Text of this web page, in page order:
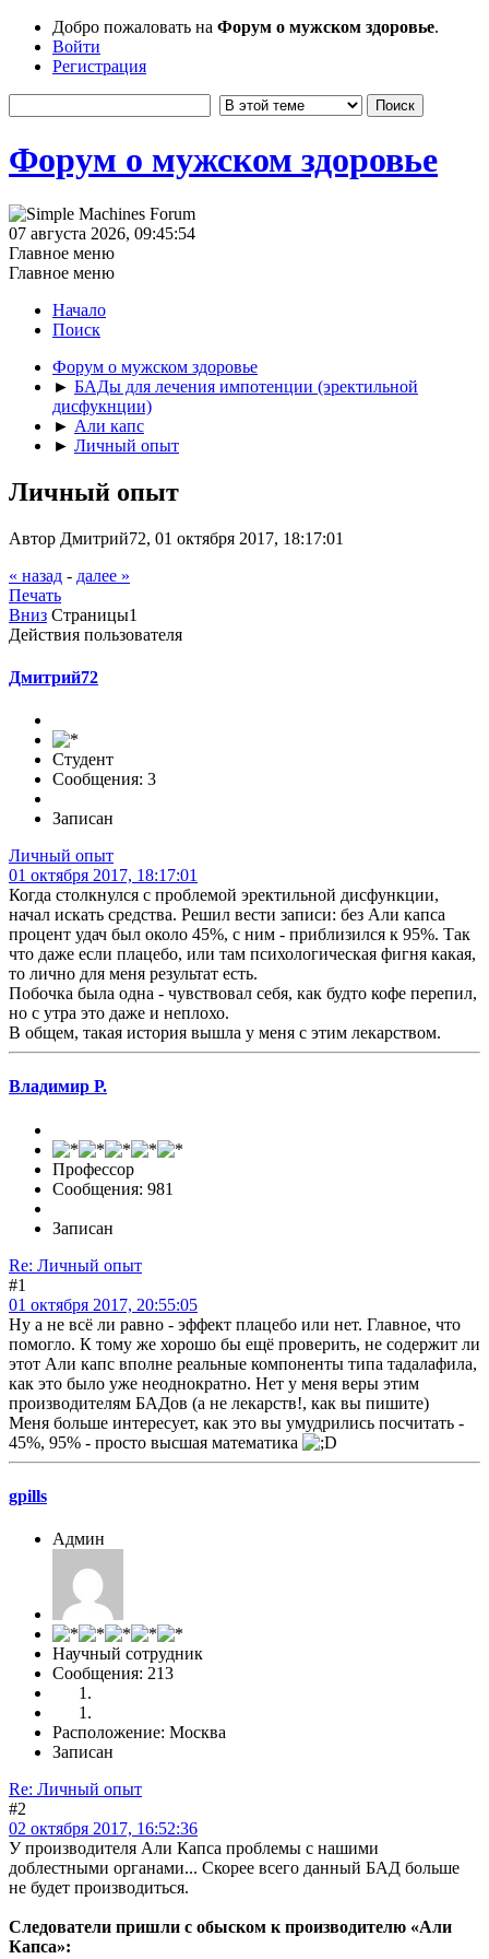
Добро пожаловать на Форум о мужском здоровье.
Войти
Регистрация
Форум о мужском здоровье
07 августа 2026, 09:45:54
Главное меню
Главное меню
Начало
Поиск
Форум о мужском здоровье
► БАДы для лечения импотенции (эректильной
дисфукнции)
► Али капс
► Личный опыт
Личный опыт
Автор Дмитрий72, 01 октября 2017, 18:17:01
« назад - далее »
Печать
Вниз Страницы1
Действия пользователя
Дмитрий72
Студент
Сообщения: 3
Записан
Личный опыт
01 октября 2017, 18:17:01
Когда столкнулся с проблемой эректильной дисфункции,
начал искать средства. Решил вести записи: без Али капса
процент удач был около 45%, с ним - приблизился к 95%. Так
что даже если плацебо, или там психологическая фигня какая,
то лично для меня результат есть.
Побочка была одна - чувствовал себя, как будто кофе перепил,
но с утра это даже и неплохо.
В общем, такая история вышла у меня с этим лекарством.
Владимир Р.
Профессор
Сообщения: 981
Записан
Re: Личный опыт
#1
01 октября 2017, 20:55:05
Ну а не всё ли равно - эффект плацебо или нет. Главное, что
помогло. К тому же хорошо бы ещё проверить, не содержит ли
этот Али капс вполне реальные компоненты типа тадалафила,
как это было уже неоднократно. Нет у меня веры этим
производителям БАДов (а не лекарств!, как вы пишите)
Меня больше интересует, как это вы умудрились посчитать -
45%, 95% - просто высшая математика
gpills
Админ
Научный сотрудник
Сообщения: 213
Расположение: Москва
Записан
Re: Личный опыт
#2
02 октября 2017, 16:52:36
У производителя Али Капса проблемы с нашими
доблестными органами... Скорее всего данный БАД больше
не будет производиться.
Следователи пришли с обыском к производителю «Али
Капса»: